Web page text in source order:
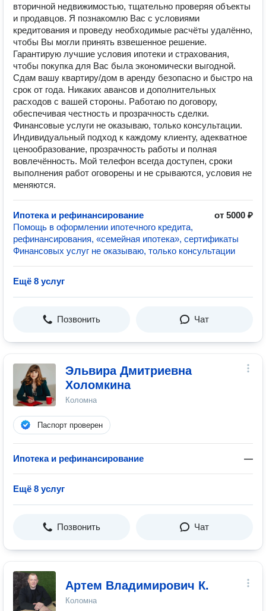
вторичной недвижимостью, тщательно проверяя объекты
и продавцов. Я познакомлю Вас с условиями
кредитования и проведу необходимые расчёты удалённо,
чтобы Вы могли принять взвешенное решение.
Гарантирую лучшие условия ипотеки и страхования,
чтобы покупка для Вас была экономически выгодной.
Сдам вашу квартиру/дом в аренду безопасно и быстро на
срок от года. Никаких авансов и дополнительных
расходов с вашей стороны. Работаю по договору,
обеспечивая честность и прозрачность сделки.
Финансовые услуги не оказываю, только консультации.
Индивидуальный подход к каждому клиенту, адекватное
ценообразование, прозрачность работы и полная
вовлечённость. Мой телефон всегда доступен, сроки
выполнения работ оговорены и не срываются, условия не
меняются.
Ипотека и рефинансирование
от 5000 ₽
Помощь в оформлении ипотечного кредита,
рефинансирования, «семейная ипотека», сертификаты
Финансовых услуг не оказываю, только консультации
Ещё 8 услуг
Позвонить Чат
Эльвира Дмитриевна
Холомкина
Коломна
Паспорт проверен
Ипотека и рефинансирование —
Ещё 8 услуг
Позвонить Чат
Артем Владимирович К.
Коломна